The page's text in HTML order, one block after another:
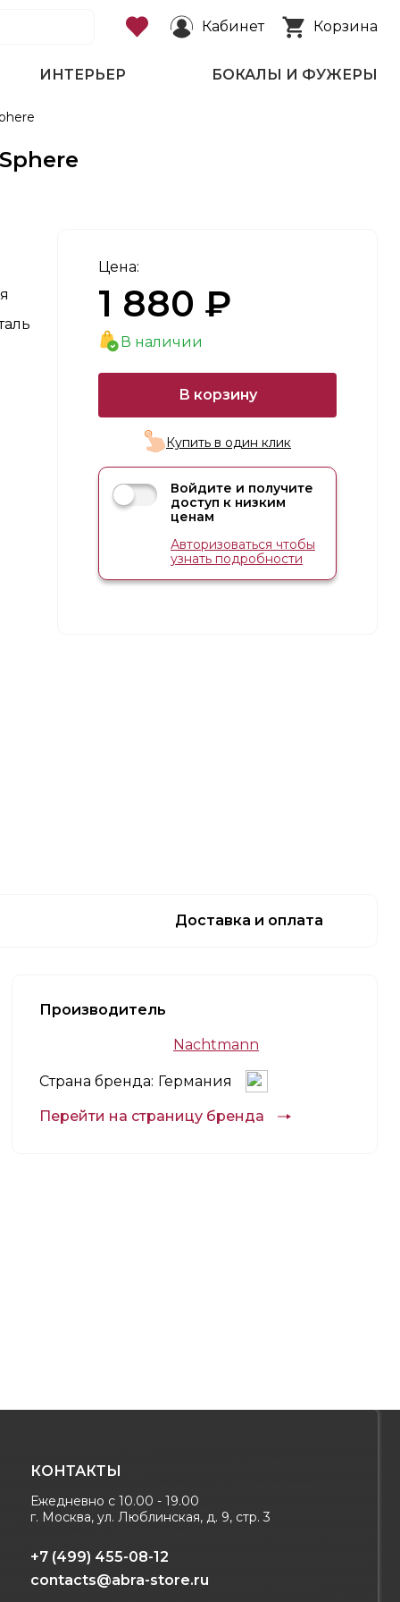
Кабинет Корзина
ИНТЕРЬЕР БОКАЛЫ И ФУЖЕРЫ
Цена:
1 880 ₽
В наличии
В корзину
Купить в один клик
Войдите и получите
доступ к низким
ценам
Авторизоваться чтобы
узнать подробности
Доставка и оплата
Производитель
Nachtmann
Страна бренда: Германия
Перейти на страницу бренда
КОНТАКТЫ
Ежедневно с 10.00 - 19.00
г. Москва, ул. Люблинская, д. 9, стр. 3
+7 (499) 455-08-12
contacts@abra-store.ru